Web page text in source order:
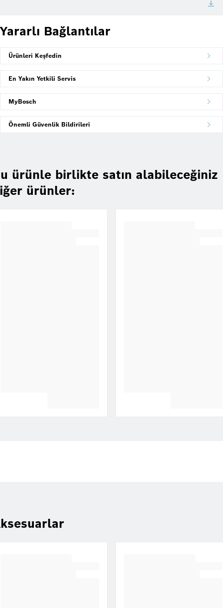
Yararlı Bağlantılar
Ürünleri Keşfedin
En Yakın Yetkili Servis
MyBosch
Önemli Güvenlik Bildirileri
ürünle birlikte satın alabileceğiniz
ürünler: